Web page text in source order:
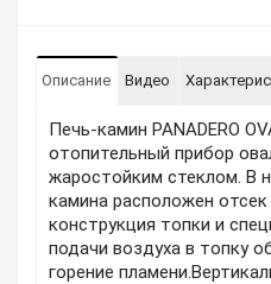
Описание Видео
Печь-камин PANADERO
отопительный прибор
жаростойким стеклом. В
камина расположен
конструкция топки и
подачи воздуха в топку
горение